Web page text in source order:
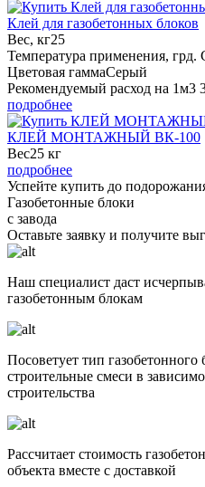
Клей для газобетонных блоков
Вес, кг25
Температура применения, грд.
Цветовая гаммаСерый
Рекомендуемый расход на 1м3
подробнее
КЛЕЙ МОНТАЖНЫЙ ВК-100
Вес25 кг
подробнее
Успейте купить до
Газобетонные блоки
с завода
Оставьте заявку и получите
Наш специалист даст
газобетонным блокам
Посоветует тип газобетонного
строительные смеси в
строительства
Рассчитает стоимость
объекта вместе с доставкой